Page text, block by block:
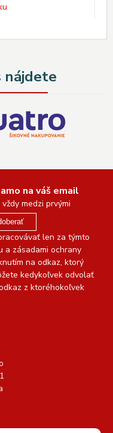
nájdete
na váš email
medzi prvými
len za týmto
a zásadami ochrany
na odkaz, ktorý
kedykoľvek odvolať
z ktoréhokoľvek